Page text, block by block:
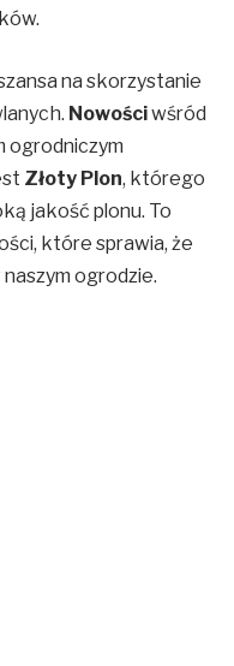
na skorzystanie
Nowościwśród
ogrodniczym
Złoty Plon, którego
jakość plonu. To
które sprawia, że
ogrodzie.